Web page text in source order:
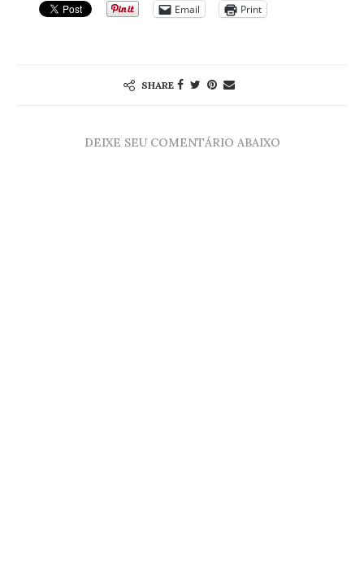
Email Print
SHARE
DEIXE SEU COMENTÁRIO ABAIXO